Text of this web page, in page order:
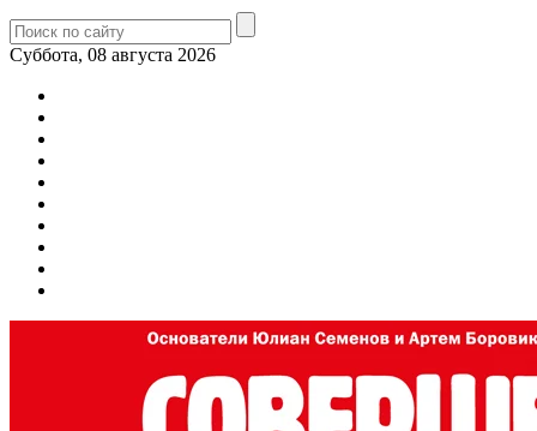
Суббота, 08 августа 2026